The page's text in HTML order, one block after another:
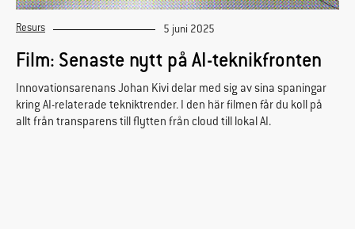
Resurs 5 juni 2025
Film: Senaste nytt på AI-teknikfronten
Innovationsarenans Johan Kivi delar med sig av sina spaningar
kring AI-relaterade tekniktrender. I den här filmen får du koll på
allt från transparens till flytten från cloud till lokal AI.